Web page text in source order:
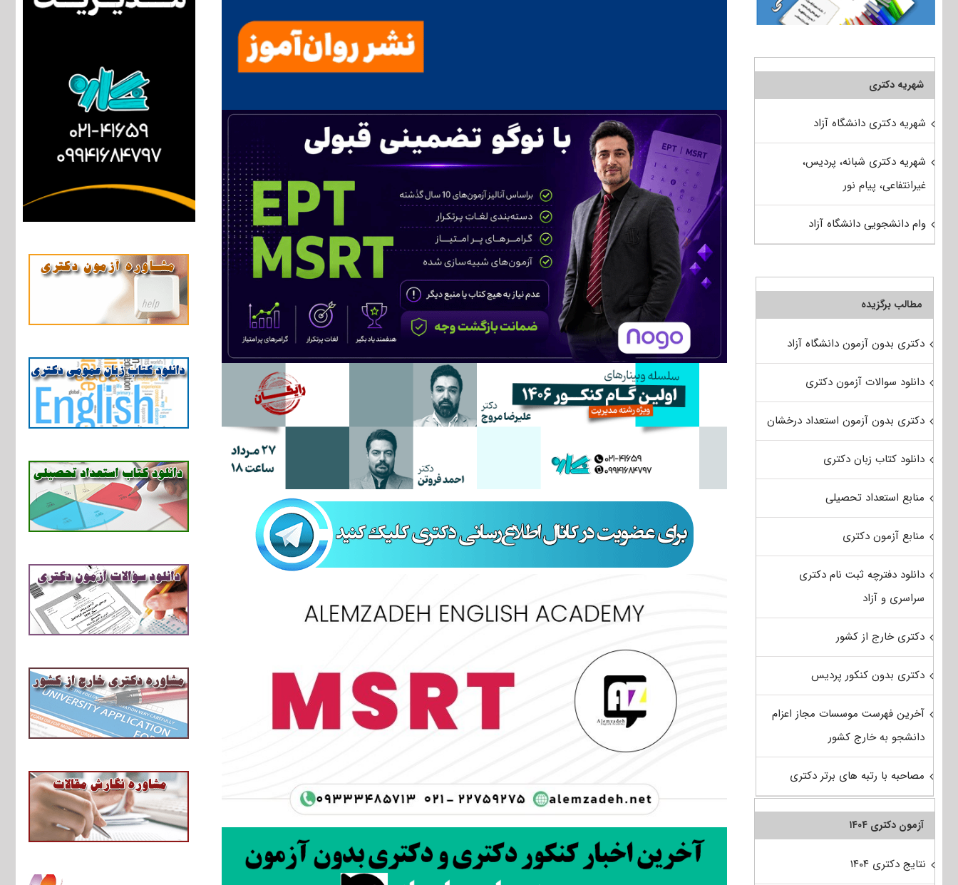
شهریه دکتری
شهریه دکتری دانشگاه آزاد
شهریه دکتری شبانه، پردیس،
غیرانتفاعی، پیام نور
وام دانشجویی دانشگاه آزاد
مطالب برگزیده
دکتری بدون آزمون دانشگاه آزاد
دانلود سوالات آزمون دکتری
دکتری بدون آزمون استعداد درخشان
دانلود کتاب زبان دکتری
منابع استعداد تحصیلی
منابع آزمون دکتری
دانلود دفترچه ثبت نام دکتری
سراسری و آزاد
دکتری خارج از کشور
دکتری بدون کنکور پردیس
آخرین فهرست موسسات مجاز اعزام
دانشجو به خارج کشور
مصاحبه با رتبه های برتر دکتری
آزمون دکتری ۱۴۰۴
نتایج دکتری ۱۴۰۴